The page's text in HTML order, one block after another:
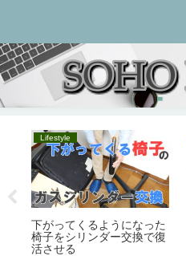
Lifestyle
下がってくるようになった
椅子をシリンダー交換で復
活させる